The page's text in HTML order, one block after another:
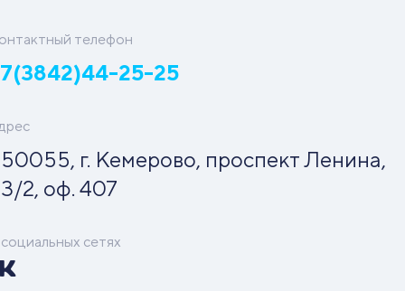
телефон
25-25
г. Кемерово, проспект Ленина,
2, оф. 407
сетях